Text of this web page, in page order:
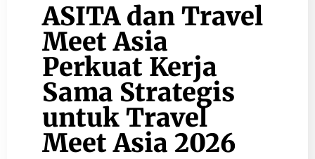
ASITA dan Travel
Meet Asia
Perkuat Kerja
Sama Strategis
untuk Travel
Meet Asia 2026